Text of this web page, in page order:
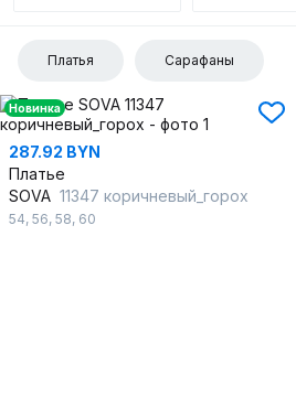
Платья Сарафаны
Новинка
287.92 BYN
Платье
SOVA 11347 коричневый_горох
54, 56, 58, 60